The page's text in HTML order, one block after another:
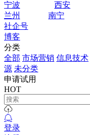
宁波
西安
兰州
南宁
社企号
博客
分类
全部 市场营销 信息技术
源 未分类
申请试用
HOT
登录